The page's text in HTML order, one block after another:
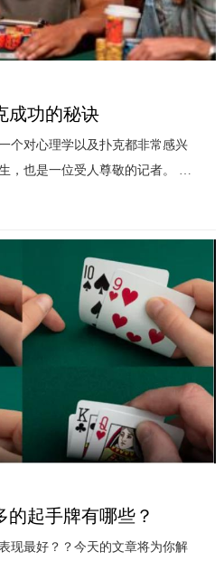
成功的秘诀
个对心理学以及扑克都非常感兴
，也是一位受人尊敬的记者。 他
的起手牌有哪些？
现最好？？今天的文章将为你解